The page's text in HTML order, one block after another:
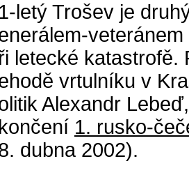
letý Trošev je
letecké katastrofě.
vrtulníku v
Alexandr
1. rusko-
dubna 2002).